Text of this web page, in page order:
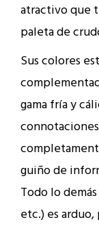
atractivo que
paleta de
Sus colores
gama fría y
guiño de
Todo lo
etc.) es